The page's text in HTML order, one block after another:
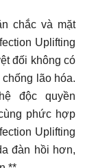
chắc và mặt
Uplifting
đối không có
lão hóa.
độc quyền
phức hợp
Uplifting
đàn hồi hơn,